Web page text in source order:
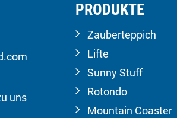
uns
PRODUKTE
Zauberteppich
Lifte
Sunny Stuff
Rotondo
Mountain Coaster